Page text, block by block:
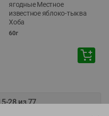
ягодные Местное
известное яблоко-тыква
Хоба
60г
28 из 77